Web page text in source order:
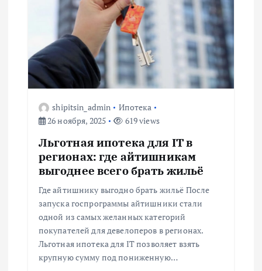
shipitsin_admin
Ипотека
26 ноября, 2025
619 views
Льготная ипотека для IT в
регионах: где айтишникам
выгоднее всего брать жильё
Где айтишнику выгодно брать жильё После
запуска госпрограммы айтишники стали
одной из самых желанных категорий
покупателей для девелоперов в регионах.
Льготная ипотека для IT позволяет взять
крупную сумму под пониженную…